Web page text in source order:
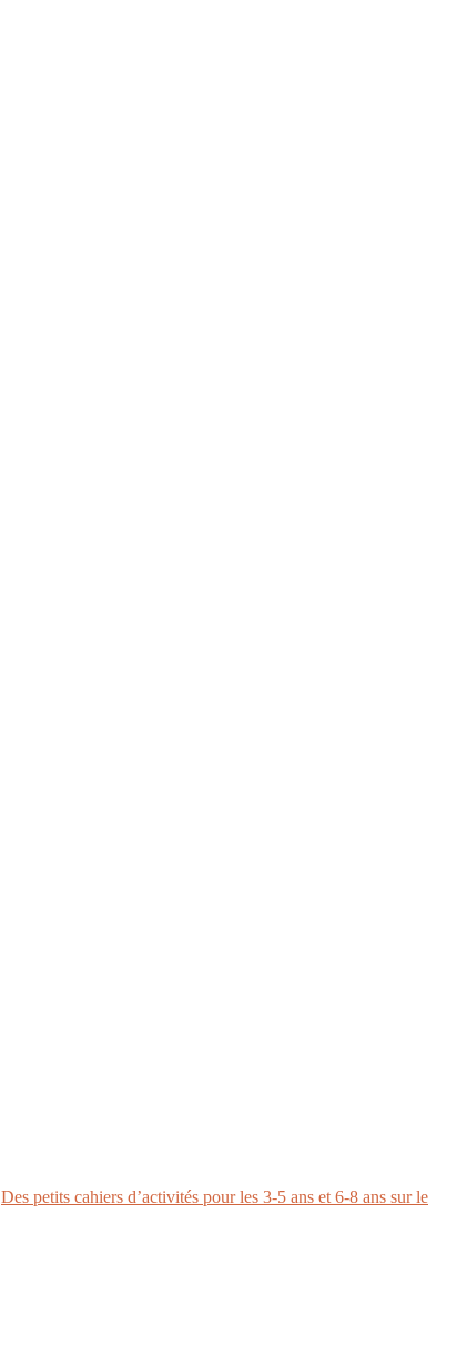
Des petits cahiers d’activités pour les 3-5 ans et 6-8 ans sur le